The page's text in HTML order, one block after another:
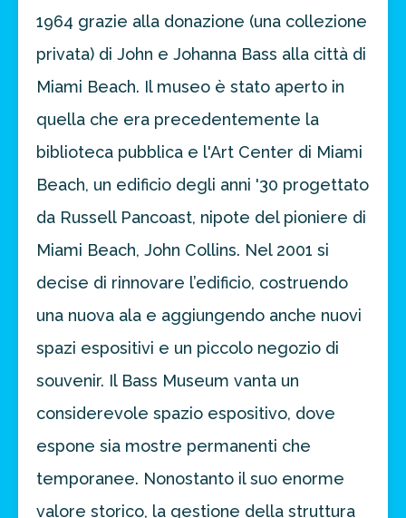
1964 grazie alla donazione (una collezione
privata) di John e Johanna Bass alla città di
Miami Beach. Il museo è stato aperto in
quella che era precedentemente la
biblioteca pubblica e l'Art Center di Miami
Beach, un edificio degli anni '30 progettato
da Russell Pancoast, nipote del pioniere di
Miami Beach, John Collins. Nel 2001 si
decise di rinnovare l’edificio, costruendo
una nuova ala e aggiungendo anche nuovi
spazi espositivi e un piccolo negozio di
souvenir. Il Bass Museum vanta un
considerevole spazio espositivo, dove
espone sia mostre permanenti che
temporanee. Nonostanto il suo enorme
valore storico, la gestione della struttura